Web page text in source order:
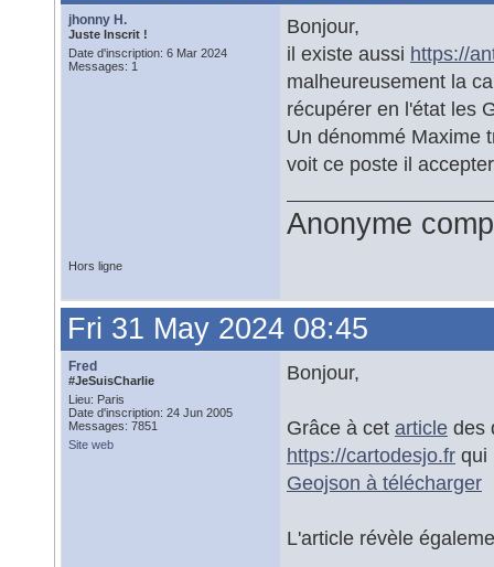
jhonny H.
Juste Inscrit !
Date d'inscription: 6 Mar 2024
Messages: 1
Bonjour,
il existe aussi https://
malheureusement la
récupérer en l'état les
Un dénommé Maxime
voit ce poste il
Anonyme
Hors ligne
Fri 31 May 2024 08:45
Fred
#JeSuisCharlie
Lieu: Paris
Date d'inscription: 24 Jun 2005
Messages: 7851
Site web
Bonjour,
Grâce à cet article des
https://cartodesjo.fr qui
Geojson à télécharger
L'article révèle